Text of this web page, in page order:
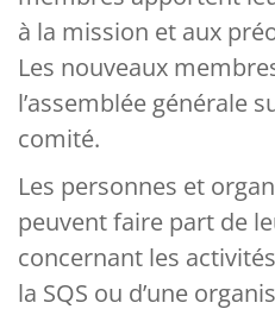
à la mission et aux
Les nouveaux
l’assemblée générale
comité.
Les personnes et
peuvent faire part de
concernant les
la SQS ou d’une